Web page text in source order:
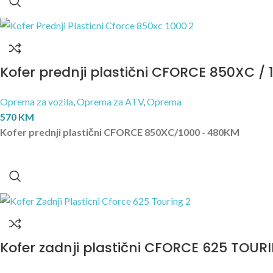
Kofer prednji plastični CFORCE 850XC /
Oprema za vozila,Oprema za ATV,Oprema
570 KM
Kofer prednji plastični CFORCE 850XC/1000 - 480KM
Kofer zadnji plastični CFORCE 625